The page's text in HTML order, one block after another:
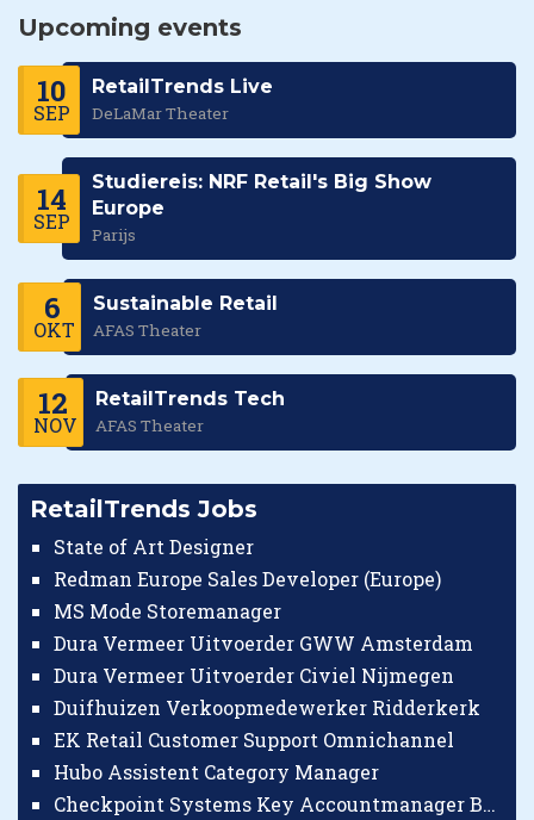
Upcoming events
10
SEP
RetailTrends Live
DeLaMar Theater
14
SEP
Studiereis: NRF Retail's Big Show
Europe
Parijs
6
OKT
Sustainable Retail
AFAS Theater
12
NOV
RetailTrends Tech
AFAS Theater
RetailTrends Jobs
State of Art Designer
Redman Europe Sales Developer (Europe)
MS Mode Storemanager
Dura Vermeer Uitvoerder GWW Amsterdam
Dura Vermeer Uitvoerder Civiel Nijmegen
Duifhuizen Verkoopmedewerker Ridderkerk
EK Retail Customer Support Omnichannel
Hubo Assistent Category Manager
Checkpoint Systems Key Accountmanager Benelux